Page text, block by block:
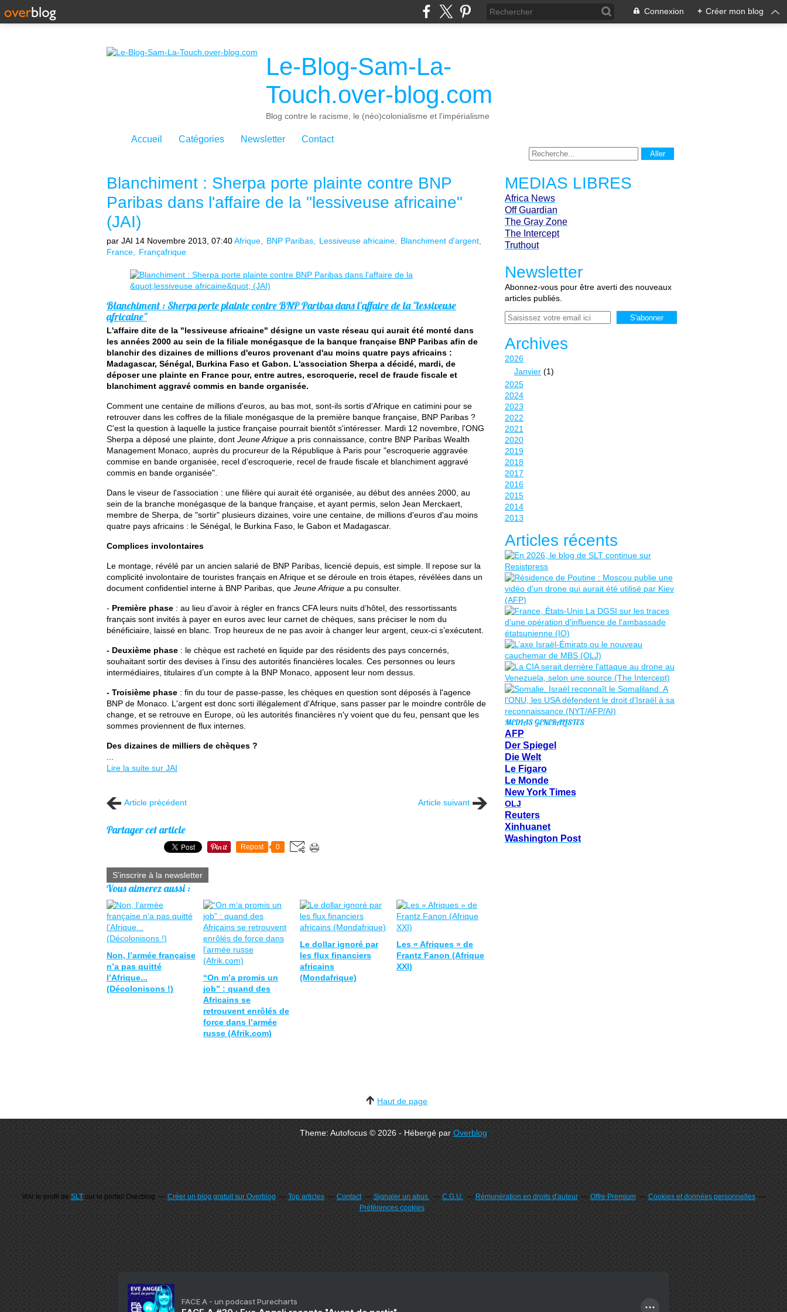
Connexion + Créer mon blog
Le-Blog-Sam-La-
Touch.over-blog.com
Blog contre le racisme, le (néo)colonialisme et l'impérialisme
Accueil Catégories Newsletter Contact
Blanchiment : Sherpa porte plainte contre BNP
Paribas dans l'affaire de la "lessiveuse africaine"
(JAI)
par JAI 14 Novembre 2013, 07:40Afrique BNP Paribas Lessiveuse africaine
Blanchiment d'argent
France
Françafrique
Blanchiment : Sherpa porte plainte contre BNP Paribas dans l'affaire de la "lessiveuse
africaine"
L'affaire dite de la "lessiveuse africaine" désigne un vaste réseau qui aurait été monté dans
les années 2000 au sein de la filiale monégasque de la banque française BNP Paribas afin de
blanchir des dizaines de millions d'euros provenant d'au moins quatre pays africains :
Madagascar, Sénégal, Burkina Faso et Gabon. L'association Sherpa a décidé, mardi, de
déposer une plainte en France pour, entre autres, escroquerie, recel de fraude fiscale et
blanchiment aggravé commis en bande organisée.
Comment une centaine de millions d'euros, au bas mot, sont-ils sortis d'Afrique en catimini pour se
retrouver dans les coffres de la filiale monégasque de la première banque française, BNP Paribas ?
C'est la question à laquelle la justice française pourrait bientôt s'intéresser. Mardi 12 novembre, l'ONG
Sherpa a déposé une plainte, dont Jeune Afrique a pris connaissance, contre BNP Paribas Wealth
Management Monaco, auprès du procureur de la République à Paris pour "escroquerie aggravée
commise en bande organisée, recel d’escroquerie, recel de fraude fiscale et blanchiment aggravé
commis en bande organisée".
Dans le viseur de l'association : une filière qui aurait été organisée, au début des années 2000, au
sein de la branche monégasque de la banque française, et ayant permis, selon Jean Merckaert,
membre de Sherpa, de "sortir" plusieurs dizaines, voire une centaine, de millions d'euros d'au moins
quatre pays africains : le Sénégal, le Burkina Faso, le Gabon et Madagascar.
Complices involontaires
Le montage, révélé par un ancien salarié de BNP Paribas, licencié depuis, est simple. Il repose sur la
complicité involontaire de touristes français en Afrique et se déroule en trois étapes, révélées dans un
document confidentiel interne à BNP Paribas, que Jeune Afrique a pu consulter.
- Première phase : au lieu d’avoir à régler en francs CFA leurs nuits d’hôtel, des ressortissants
français sont invités à payer en euros avec leur carnet de chèques, sans préciser le nom du
bénéficiaire, laissé en blanc. Trop heureux de ne pas avoir à changer leur argent, ceux-ci s’exécutent.
- Deuxième phase : le chèque est racheté en liquide par des résidents des pays concernés,
souhaitant sortir des devises à l'insu des autorités financières locales. Ces personnes ou leurs
intermédiaires, titulaires d’un compte à la BNP Monaco, apposent leur nom dessus.
- Troisième phase : fin du tour de passe-passe, les chèques en question sont déposés à l'agence
BNP de Monaco. L'argent est donc sorti illégalement d'Afrique, sans passer par le moindre contrôle de
change, et se retrouve en Europe, où les autorités financières n'y voient que du feu, pensant que les
sommes proviennent de flux internes.
Des dizaines de milliers de chèques ?
Lire la suite sur JAI
Article précédent Article suivant
Partager cet article
Repost 0
S'inscrire à la newsletter
Vous aimerez aussi :
Non, l’armée française
n’a pas quitté
l’Afrique...
(Décolonisons !)
“On m’a promis un
job” : quand des
Africains se
retrouvent enrôlés de
force dans l’armée
russe (Afrik.com)
Le dollar ignoré par
les flux financiers
africains
(Mondafrique)
Les « Afriques » de
Frantz Fanon (Afrique
XXI)
MEDIAS LIBRES
Africa News
Off Guardian
The Gray Zone
The Intercept
Truthout
Newsletter
Abonnez-vous pour être averti des nouveaux
articles publiés.
Email
Archives
2026
Janvier (1)
2025
2024
2023
2022
2021
2020
2019
2018
2017
2016
2015
2014
2013
Articles récents
MEDIAS GENERALISTES
AFP
Der Spiegel
Die Welt
Le Figaro
Le Monde
New York Times
OLJ
Reuters
Xinhuanet
Washington Post
Haut de page
Theme: Autofocus © 2026 - Hébergé parOverblog
Voir le profil deSLTsur le portail Overblog Créer un blog gratuit sur Overblog Top articles Contact Signaler un abus C.G.U. Rémunération en droits d'auteur Offre Premium
Cookies et données personnelles
Préférences cookies
FACE A - un podcast Purecharts